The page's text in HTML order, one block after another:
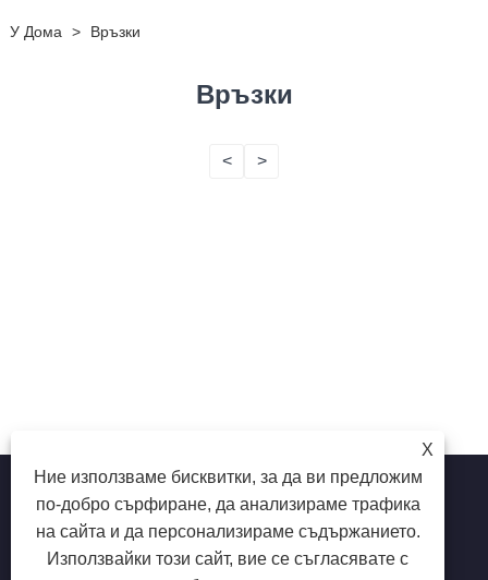
У Дома > Връзки
Връзки
< >
X
Ние използваме бисквитки, за да ви предложим
по-добро сърфиране, да анализираме трафика
на сайта и да персонализираме съдържанието.
Използвайки този сайт, вие се съгласявате с
Copyright © 2025 Shenzhen Ruina Optoelectronic Co., Ltd -
лампа за нокти, тренировка за нокти, колектор за прах на